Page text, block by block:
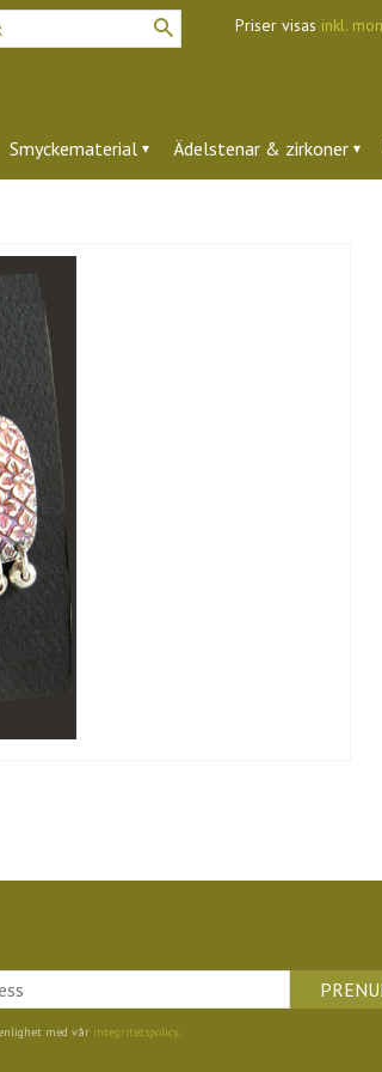
Priser visas inkl.
Smyckematerial Ädelstenar & zirkoner
med vår integritetspolicy.